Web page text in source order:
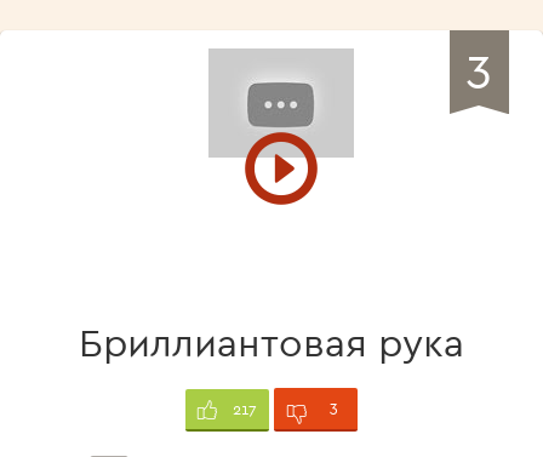
3
Бриллиантовая рука
217 3